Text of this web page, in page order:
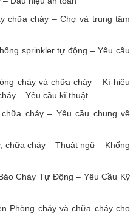
chữa cháy – Chợ và trung tâm
sprinkler tự động – Yêu cầu
cháy và chữa cháy – Kí hiệu
– Yêu cầu kĩ thuật
cháy – Yêu cầu chung về
chữa cháy – Thuật ngữ – Khống
Cháy Tự Động – Yêu Cầu Kỹ
Phòng cháy và chữa cháy cho